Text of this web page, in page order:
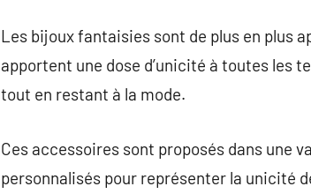
Les bijoux fantaisies sont de plus en plus
apportent une dose d’unicité à toutes les
tout en restant à la mode.
Ces accessoires sont proposés dans une
personnalisés pour représenter la unicité